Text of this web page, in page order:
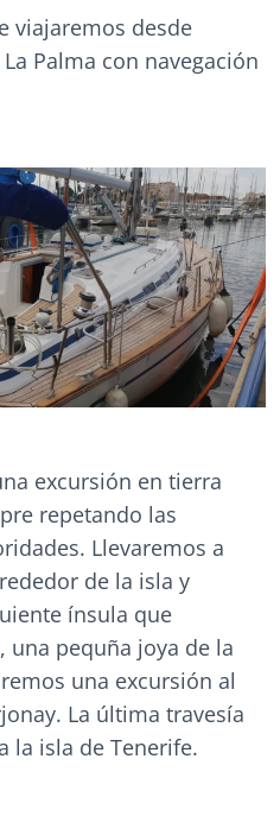
viajaremos desde
Palma con navegación
excursión en tierra
repetando las
Llevaremos a
de la isla y
ínsula que
una pequña joya de la
una excursión al
La última travesía
la isla de Tenerife.